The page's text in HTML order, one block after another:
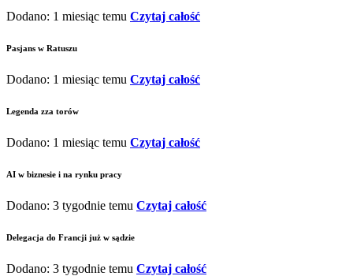
Dodano: 1 miesiąc temu Czytaj całość
Pasjans w Ratuszu
Dodano: 1 miesiąc temu Czytaj całość
Legenda zza torów
Dodano: 1 miesiąc temu Czytaj całość
AI w biznesie i na rynku pracy
Dodano: 3 tygodnie temu Czytaj całość
Delegacja do Francji już w sądzie
Dodano: 3 tygodnie temu Czytaj całość